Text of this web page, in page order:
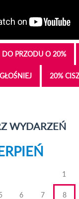
DO PRZODU O 20%
20%
WYDARZEŃ
do
1
6 7 8